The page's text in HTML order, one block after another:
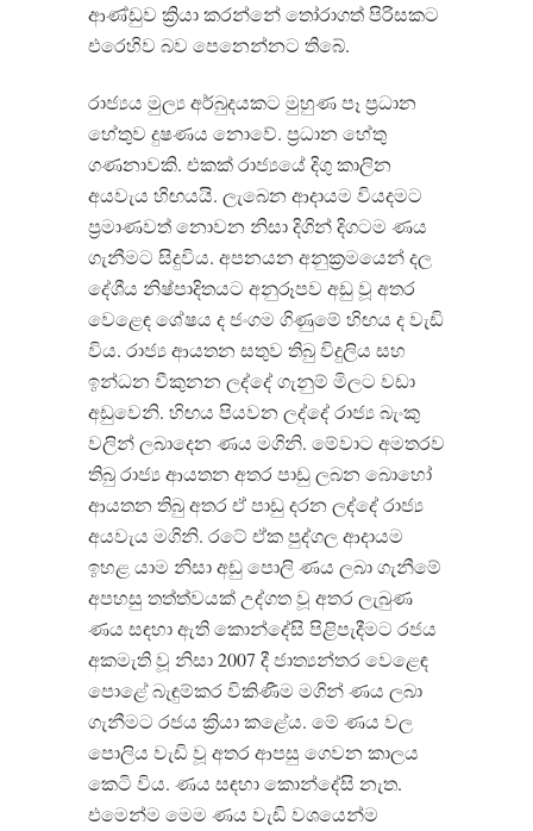
ආණ්ඩුව ක්රියා කරන්නේ තෝරාගත් පිරිසකට
එරෙහිව බව පෙනෙන්නට තිබේ.
රාජ්යය මුල්ය අර්බුදයකට මුහුණ පෑ ප්රධාන
හේතුව දුෂණය නොවේ. ප්රධාන හේතු
ගණනාවකි. එකක් රාජ්යයේ දිගු කාලින
අයවැය හිඟයයි. ලැබෙන ආදායම වියදමට
ප්රමාණවත් නොවන නිසා දිගින් දිගටම ණය
ගැනීමට සිදුවිය. අපනයන අනුක්රමයෙන් දල
දේශීය නිෂ්පාදිතයට අනුරූපව අඩු වූ අතර
වෙළෙඳ ශේෂය ද ජංගම ගිණුමේ හිඟය ද වැඩි
විය. රාජ්ය ආයතන සතුව තිබු විදුලිය සහ
ඉන්ධන වීකුනන ලද්දේ ගැනුම් මිලට වඩා
අඩුවෙනි. හිඟය පියවන ලද්දේ රාජ්ය බැංකු
වලින් ලබාදෙන ණය මගිනි. මේවාට අමතරව
තිබු රාජ්ය ආයතන අතර පාඩු ලබන බොහෝ
ආයතන තිබු අතර ඒ පාඩු දරන ලද්දේ රාජ්
අයවැය මගිනි. රටේ ඒක පුද්ගල ආදායම
ඉහළ යාම නිසා අඩු පොලි ණය ලබා ගැනීමේ
අපහසු තත්ත්වයක් උද්ගත වූ අතර ලැබුණ
ණය සඳහා ඇති කොන්දේසි පිළිපැදීමට රජය
අකමැති වූ නිසා2007 දී ජාත්යන්තර වෙළෙඳ
පොළේ බැඳුම්කර විකිණීම මගින් ණය ලබා
ගැනීමට රජය ක්රියා කළේය. මේ ණය වල
පොලිය වැඩි වූ අතර ආපසු ගෙවන කාලය
කෙටි විය. ණය සඳහා කොන්දේසි නැත.
එමෙන්ම මෙම ණය වැඩි වශයෙන්ම